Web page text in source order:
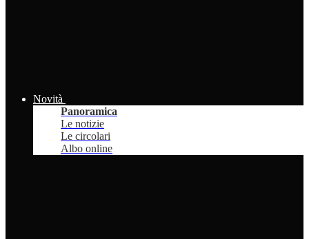
Novità
Panoramica
Le notizie
Le circolari
Albo online